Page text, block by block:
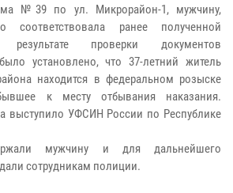
№39 по ул. Микрорайон-1, мужчину,
соответствовала ранее полученной
проверки документов
установлено, что 37-летний житель
находится в федеральном розыске
к месту отбывания наказания.
выступило УФСИН России по Республике
мужчину и для дальнейшего
сотрудникам полиции.